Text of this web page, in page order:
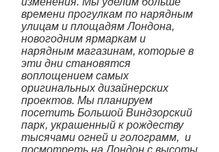
времени прогулкам по нарядным
улицам и площадям Лондона,
новогодним ярмаркам и
нарядным магазинам, которые в
эти дни становятся
воплощением самых
оригинальных дизайнерских
проектов. Мы планируем
посетить Большой Виндзорский
парк, украшенный к рождеству
тысячами огней и голограмм, и
посмотреть на Лондон с высоты